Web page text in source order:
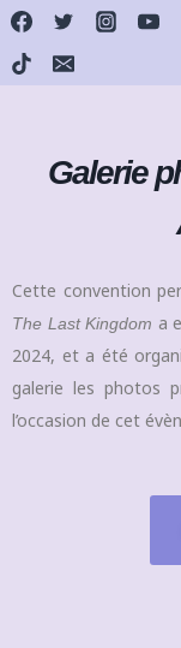
Galerie
Cette convention
The Last Kingdom a
2024, et a été
galerie les photos
l’occasion de cet